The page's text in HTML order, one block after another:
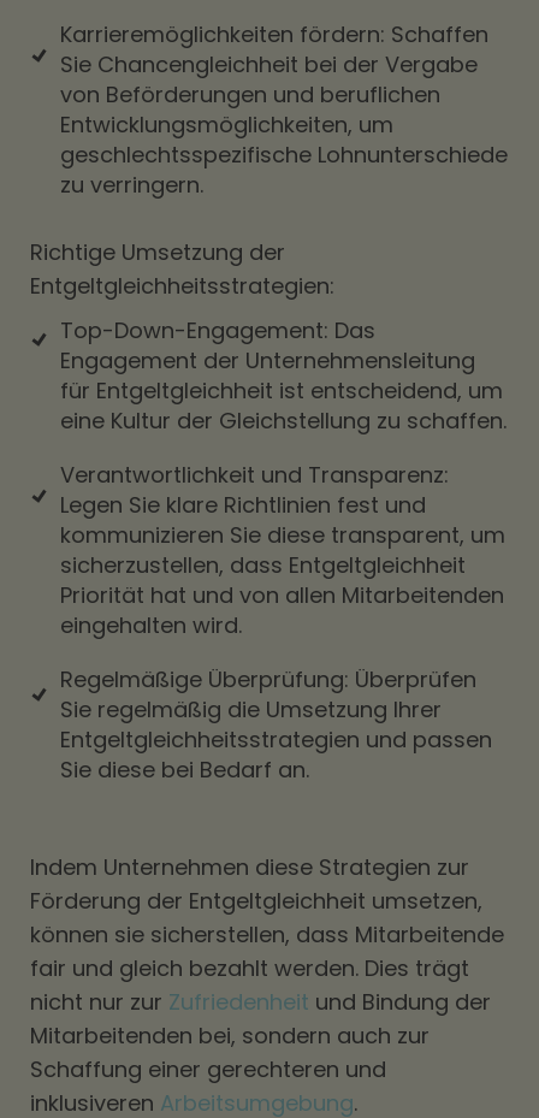
Karrieremöglichkeiten fördern: Schaffen
Sie Chancengleichheit bei der Vergabe
von Beförderungen und beruflichen
Entwicklungsmöglichkeiten, um
geschlechtsspezifische Lohnunterschiede
zu verringern.
Richtige Umsetzung der
Entgeltgleichheitsstrategien:
Top-Down-Engagement: Das
Engagement der Unternehmensleitung
für Entgeltgleichheit ist entscheidend, um
eine Kultur der Gleichstellung zu schaffen.
Verantwortlichkeit und Transparenz:
Legen Sie klare Richtlinien fest und
kommunizieren Sie diese transparent, um
sicherzustellen, dass Entgeltgleichheit
Priorität hat und von allen Mitarbeitenden
eingehalten wird.
Regelmäßige Überprüfung: Überprüfen
Sie regelmäßig die Umsetzung Ihrer
Entgeltgleichheitsstrategien und passen
Sie diese bei Bedarf an.
Indem Unternehmen diese Strategien zur
Förderung der Entgeltgleichheit umsetzen,
können sie sicherstellen, dass Mitarbeitende
fair und gleich bezahlt werden. Dies trägt
nicht nur zur Zufriedenheit und Bindung der
Mitarbeitenden bei, sondern auch zur
Schaffung einer gerechteren und
inklusiveren Arbeitsumgebung.